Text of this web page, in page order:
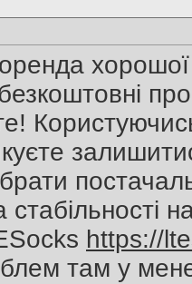
безкоштовні
https://
там у